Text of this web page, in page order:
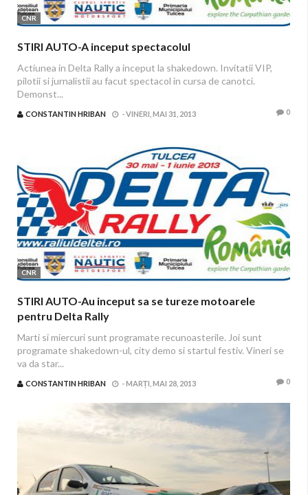
CNR
STIRI AUTO-A inceput spectacolul
Actiunea in Delta Rally a inceput la shakedown. Invitatii VIP,
pilotii si jurnalistii au facut spectacol in cursa de canotci.
Demonst...
CONSTANTIN HRIBAN -VINERI, MAI 31, 2013 0
CNR
STIRI AUTO-Au inceput sa se tureze motoarele
pentru Delta Rally
Marti si miercuri sunt programate recunoasterile. Joi sunt
programate shakedown-ul, city demo si startul festiv. Vineri se
va da star...
CONSTANTIN HRIBAN -MARȚI, MAI 28, 2013 0